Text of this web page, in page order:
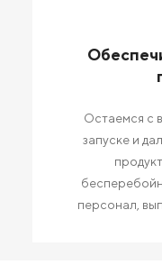
Остаемся с
запуске и
персонал,